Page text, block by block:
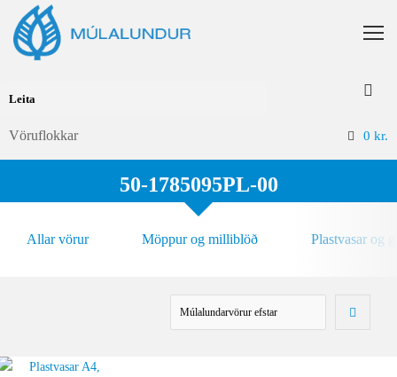
Vöruflokkar 0 kr.
50-1785095PL-00
Allar vörur Möppur og milliblöð Plastvasar og